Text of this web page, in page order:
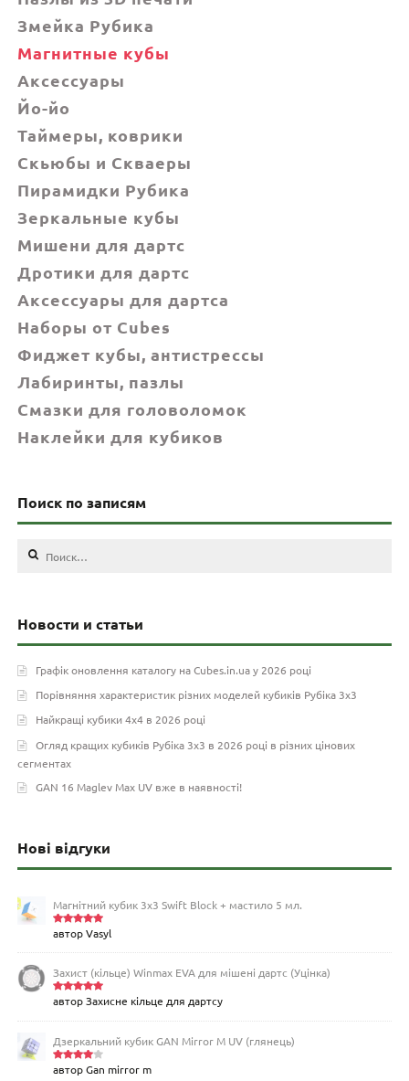
Змейка Рубика
Магнитные кубы
Аксессуары
Йо-йо
Таймеры, коврики
Скьюбы и Скваеры
Пирамидки Рубика
Зеркальные кубы
Мишени для дартс
Дротики для дартс
Аксессуары для дартса
Наборы от Cubes
Фиджет кубы, антистрессы
Лабиринты, пазлы
Смазки для головоломок
Наклейки для кубиков
Поиск по записям
Найти:
Новости и статьи
Графік оновлення каталогу на Cubes.in.ua у 2026 році
Порівняння характеристик різних моделей кубиків Рубіка 3х3
Найкращі кубики 4х4 в 2026 році
Огляд кращих кубиків Рубіка 3х3 в 2026 році в різних цінових
сегментах
GAN 16 Maglev Max UV вже в наявності!
Нові відгуки
Магнітний кубик 3х3 Swift Block + мастило 5 мл.
Оцінено
автор Vasyl
Захист (кільце) Winmax EVA для мішені дартс (Уцінка)
Оцінено
автор Захисне кільце для дартсу
Дзеркальний кубик GAN Mirror M UV (глянець)
Оцінен
автор Gan mirror m